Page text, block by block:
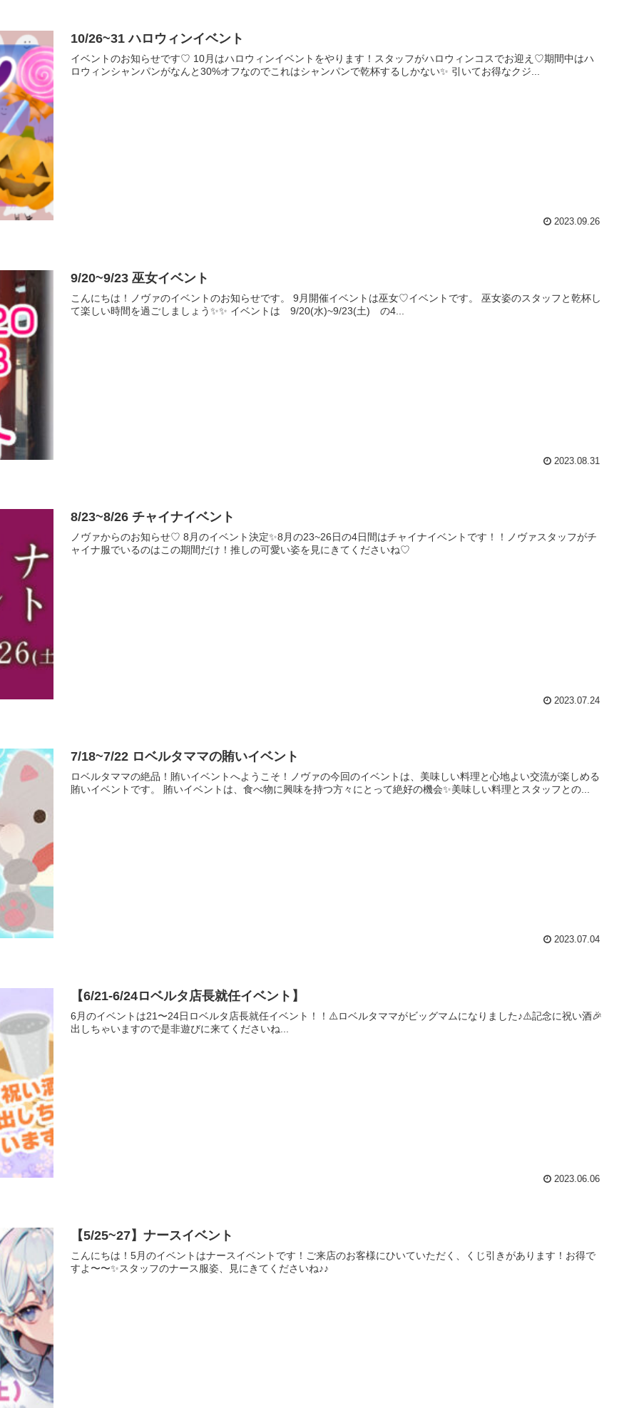
10/26~31 ハロウィンイベント
イベントのお知らせです♡ 10月はハロウィンイベントをやります！スタッフがハロウィンコスでお迎え♡期間中はハ
ロウィンシャンパンがなんと30%オフなのでこれはシャンパンで乾杯するしかない✨ 引いてお得なクジ...
2023.09.26
9/20~9/23 巫女イベント
こんにちは！ノヴァのイベントのお知らせです。 9月開催イベントは巫女♡イベントです。 巫女姿のスタッフと乾杯し
て楽しい時間を過ごしましょう✨✨ イベントは 9/20(水)~9/23(土) の4...
2023.08.31
8/23~8/26 チャイナイベント
ノヴァからのお知らせ♡ 8月のイベント決定✨8月の23~26日の4日間はチャイナイベントです！！ノヴァスタッフがチ
ャイナ服でいるのはこの期間だけ！推しの可愛い姿を見にきてくださいね♡
2023.07.24
7/18~7/22 ロベルタママの賄いイベント
ロベルタママの絶品！賄いイベントへようこそ！ノヴァの今回のイベントは、美味しい料理と心地よい交流が楽しめる
賄いイベントです。 賄いイベントは、食べ物に興味を持つ方々にとって絶好の機会✨美味しい料理とスタッフとの...
2023.07.04
【6/21-6/24ロベルタ店長就任イベント】
6月のイベントは21〜24日ロベルタ店長就任イベント！！⚠️ロベルタママがビッグマムになりました♪⚠️記念に祝い酒🎉
出しちゃいますので是非遊びに来てくださいね...
2023.06.06
【5/25~27】ナースイベント
こんにちは！5月のイベントはナースイベントです！ご来店のお客様にひいていただく、くじ引きがあります！お得で
すよ〜〜✨スタッフのナース服姿、見にきてくださいね♪♪